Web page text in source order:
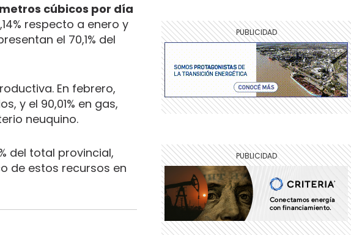
cúbicos por día
respecto a enero y
el 70,1% del
En febrero,
y el 90,01% en gas,
neuquino.
del total provincial,
de estos recursos en